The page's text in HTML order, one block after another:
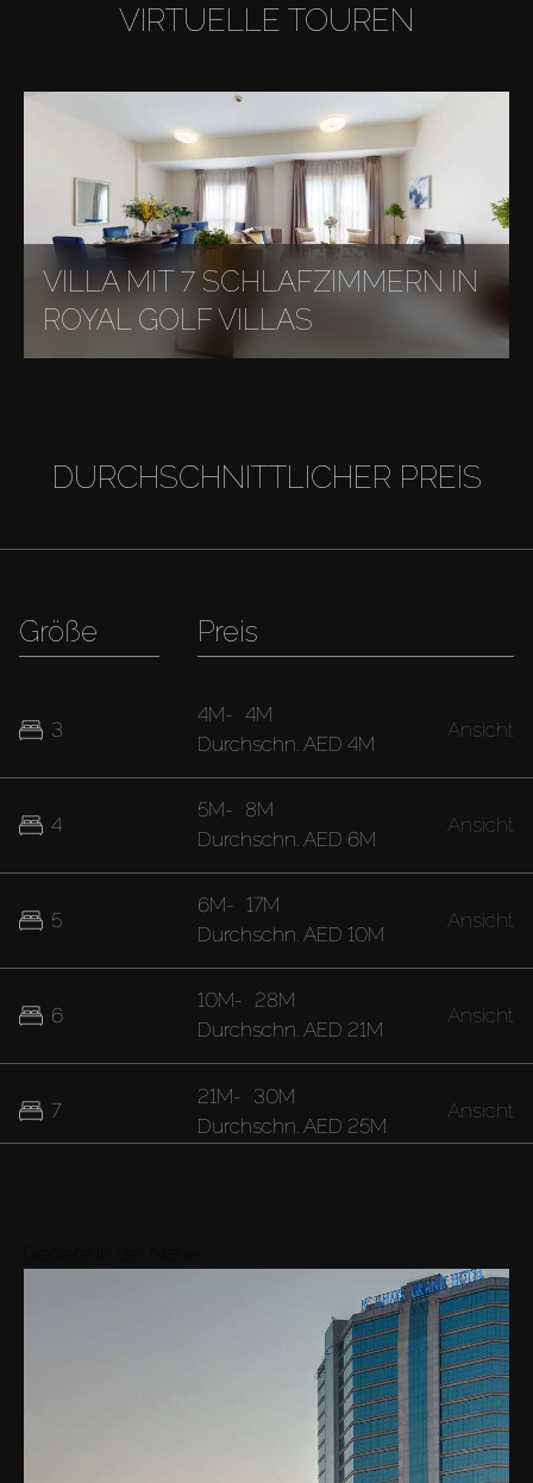
VIRTUELLE TOUREN
VILLA MIT 7 SCHLAFZIMMERN IN
ROYAL GOLF VILLAS
DURCHSCHNITTLICHER PREIS
Größe
3
4
5
6
7
Preis
4M- 4M
Durchschn. AED 4M
Ansicht
5M- 8M
Durchschn. AED 6M
Ansicht
6M- 17M
Durchschn. AED 10M
Ansicht
10M- 28M
Durchschn. AED 21M
Ansicht
21M- 30M
Durchschn. AED 25M
Ansicht